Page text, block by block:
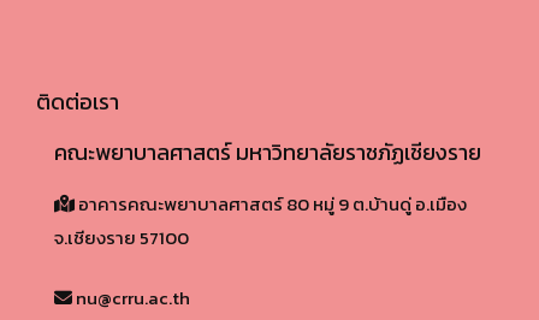
ติดต่อเรา
คณะพยาบาลศาสตร์ มหาวิทยาลัยราชภัฏเชียงราย
อาคารคณะพยาบาลศาสตร์ 80 หมู่ 9 ต.บ้านดู่ อ.เมือง
จ.เชียงราย 57100​
nu@crru.ac.th